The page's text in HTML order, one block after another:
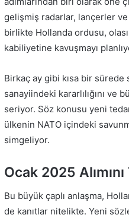
gelişmiş radarlar, lançerler
birlikte Hollanda ordusu,
kabiliyetine kavuşmayı
Birkaç ay gibi kısa bir sürede
sanayiindeki kararlılığını
seriyor. Söz konusu yeni
ülkenin NATO içindeki
simgeliyor.
Ocak 2025
Bu büyük çaplı anlaşma,
de kanıtlar nitelikte. Yeni